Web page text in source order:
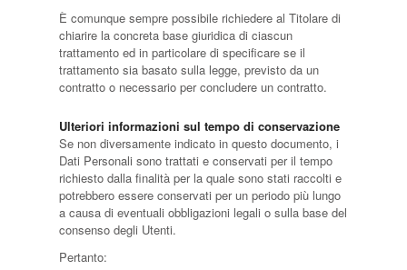
È comunque sempre possibile richiedere al Titolare di
chiarire la concreta base giuridica di ciascun
trattamento ed in particolare di specificare se il
trattamento sia basato sulla legge, previsto da un
contratto o necessario per concludere un contratto.
Ulteriori informazioni sul tempo di conservazione
Se non diversamente indicato in questo documento, i
Dati Personali sono trattati e conservati per il tempo
richiesto dalla finalità per la quale sono stati raccolti e
potrebbero essere conservati per un periodo più lungo
a causa di eventuali obbligazioni legali o sulla base del
consenso degli Utenti.
Pertanto: